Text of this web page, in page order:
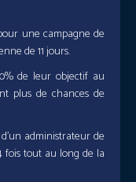
une campagne de
de 11 jours.
de leur objectif au
plus de chances de
administrateur de
fois tout au long de la